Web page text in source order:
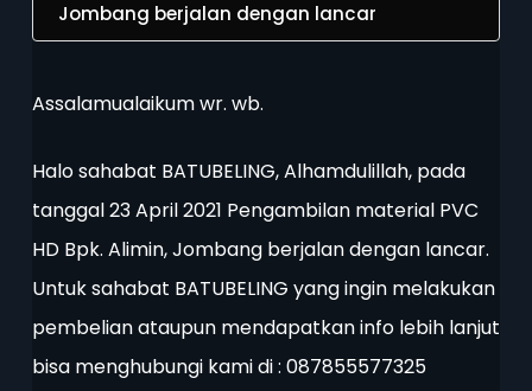
Jombang berjalan dengan lancar
Assalamualaikum wr. wb.
Halo sahabat BATUBELING, Alhamdulillah, pada
tanggal 23 April 2021 Pengambilan material PVC
HD Bpk. Alimin, Jombang berjalan dengan lancar.
Untuk sahabat BATUBELING yang ingin melakukan
pembelian ataupun mendapatkan info lebih lanjut
bisa menghubungi kami di : 087855577325